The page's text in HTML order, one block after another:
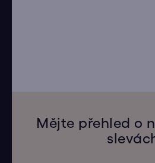
Mějte přehled o